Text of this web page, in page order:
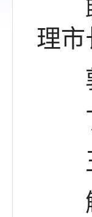
聊
理市
郭
丁
王
解